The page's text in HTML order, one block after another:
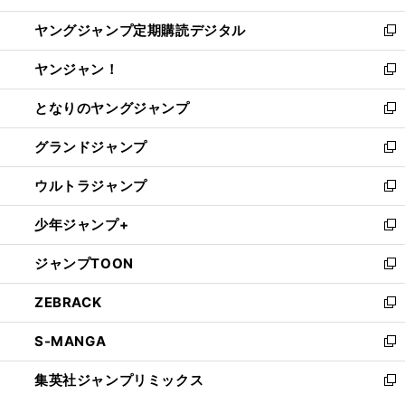
開
く
ウ
で
開
く
ン
ド
ウ
で
開
く
し
い
ウ
ィ
ン
ド
ウ
で
開
く
ヤングジャンプ定期購読デジタル
新
し
い
ウ
ィ
ン
ド
ウ
で
開
く
ヤンジャン！
新
し
い
ウ
ィ
ン
ド
ウ
で
開
く
となりのヤングジャンプ
新
し
い
ウ
ィ
ン
ド
ウ
で
開
く
グランドジャンプ
新
し
い
ウ
ィ
ン
ド
ウ
で
開
く
ウルトラジャンプ
新
し
い
ウ
ィ
ン
ド
ウ
で
開
く
少年ジャンプ+
新
し
い
ウ
ィ
ン
ド
ウ
で
ジャンプTOON
新
し
い
ウ
ィ
ン
ド
ZEBRACK
新
し
い
ウ
ィ
S-MANGA
新
し
い
集英社ジャンプリミックス 新